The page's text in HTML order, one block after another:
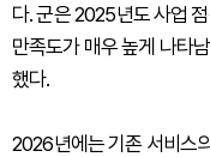
다. 군은 2025년도 사업
만족도가 매우 높게 나타
했다.
2026년에는 기존 서비스